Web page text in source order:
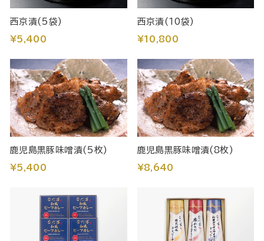
西京漬(5袋)
¥5,400
西京漬(10袋)
¥10,800
鹿児島黒豚味噌漬(5枚)
¥5,400
鹿児島黒豚味噌漬(8枚)
¥8,640